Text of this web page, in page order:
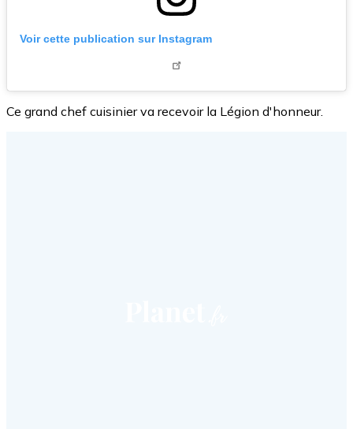
Voir cette publication sur Instagram
Ce grand chef cuisinier va recevoir la Légion d'honneur.